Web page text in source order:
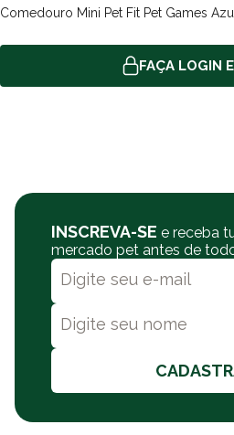
Comedouro Mini Pet Fit Pet Games
FAÇA LOGIN
INSCREVA-SE e receba
mercado pet antes de